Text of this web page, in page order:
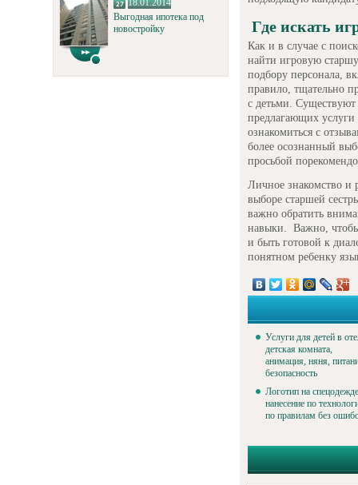
18.01.2014
Выгодная ипотека под
новостройку
Где искать
Как и в случае с
найти игровую
подбору персонала,
правило, тщательно
с детьми.
предлагающих услуги
ознакомиться с
более осознанный
просьбой
Личное знакомство и
выборе старшей
важно обратить
навыки. Важно, чтобы
и быть готовой к
понятном ребенку
Услуги для детей в
детская комната,
анимация, няня,
безопасность
Логотип на
нанесение по
по правилам без